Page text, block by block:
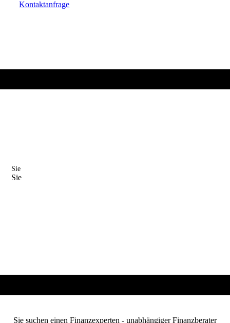
Kontaktanfrage
Sie
Sie
Sie suchen einen Finanzexperten - unabhängiger Finanzberater